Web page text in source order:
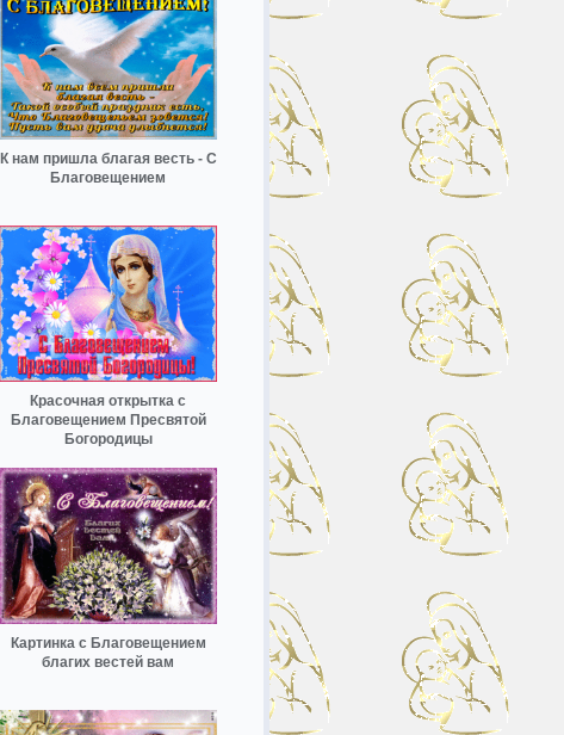
К нам пришла благая весть - С
Благовещением
Красочная открытка с
Благовещением Пресвятой
Богородицы
Картинка с Благовещением
благих вестей вам